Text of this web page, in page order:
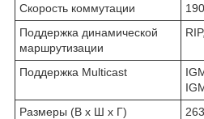
Скорость коммутации
Поддержка динамической
маршрутизации
Поддержка Multicast
Размеры (В х Ш х Г)